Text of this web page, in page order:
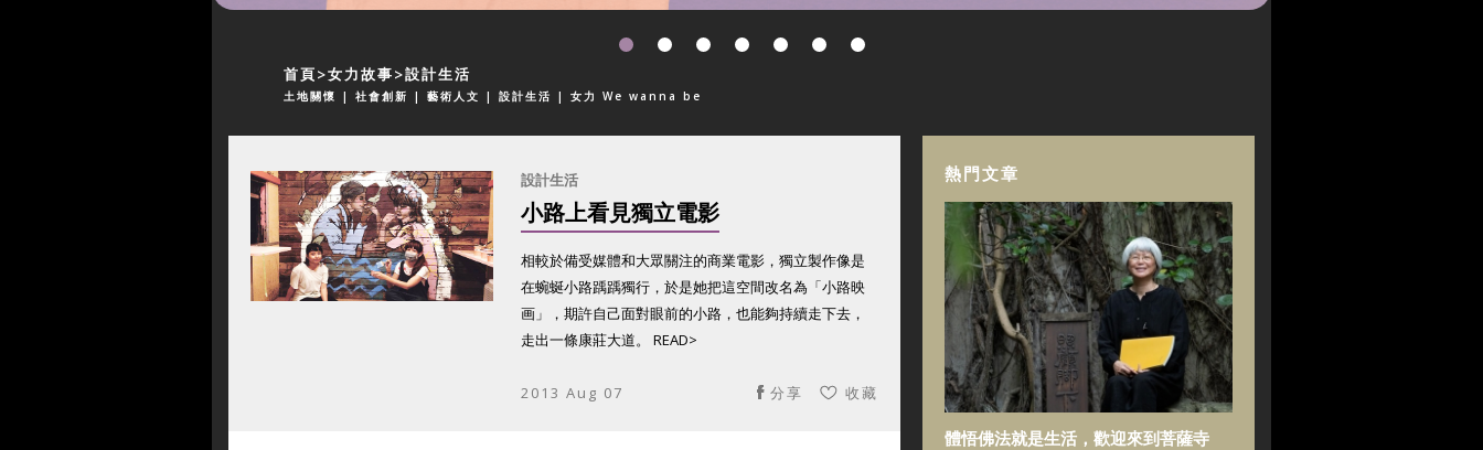
首頁 女力故事 設計生活
土地關懷 | 社會創新 | 藝術人文 | 設計生活 | 女力 We wanna be
設計生活
小路上看見獨立電影
相較於備受媒體和大眾關注的商業電影，獨立製作像是
在蜿蜒小路踽踽獨行，於是她把這空間改名為「小路映
画」，期許自己面對眼前的小路，也能夠持續走下去，
走出一條康莊大道。 READ>
2013 Aug 07 收藏
分享
熱門文章
體悟佛法就是生活，歡迎來到菩薩寺